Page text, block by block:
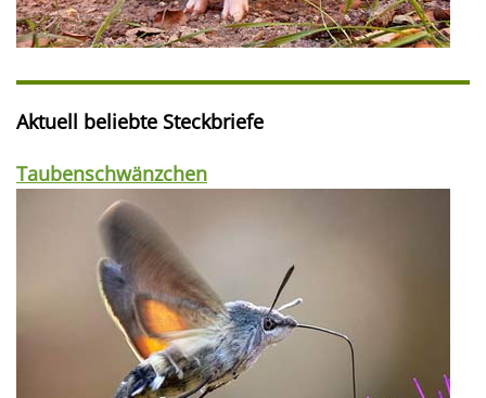
Aktuell beliebte Steckbriefe
Taubenschwänzchen